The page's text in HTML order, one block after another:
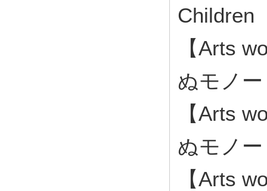
Children
【Arts
ぬモノ
【Arts
ぬモノ
【Arts